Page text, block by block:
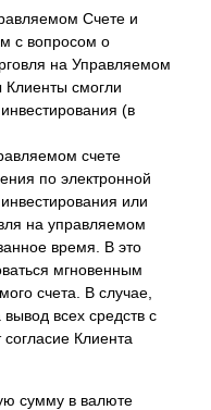
Счете и
с вопросом о
на Управляемом
Клиенты смогли
(в
счете
по электронной
или
на управляемом
время. В это
мгновенным
счета. В случае,
всех средств с
Клиента
сумму в валюте